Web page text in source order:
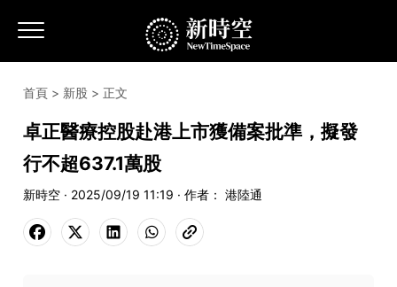
首頁 > 新股 > 正文
卓正醫療控股赴港上市獲備案批準，擬發
行不超637.1萬股
新時空 · 2025/09/19 11:19 · 作者： 港陸通